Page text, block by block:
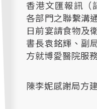
香港文匯報訊（
各部門之聯繫溝
日前宴請食物及
書長袁銘輝、副
方就博愛醫院服
陳李妮感謝局方